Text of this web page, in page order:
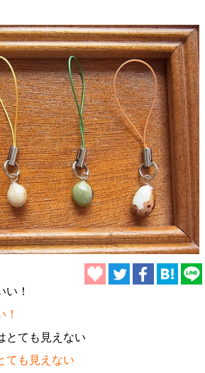
！
ても見えない